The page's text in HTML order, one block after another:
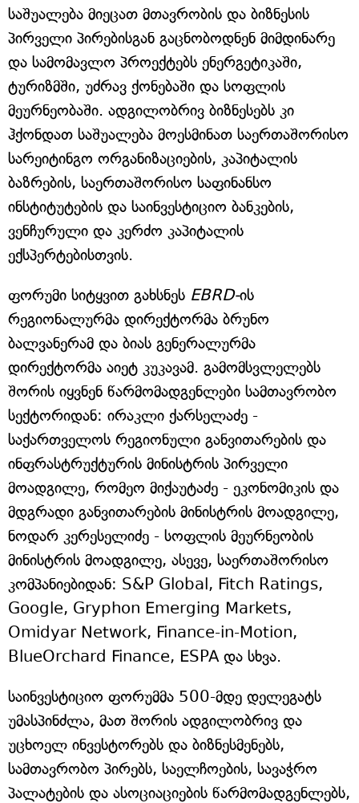
საშუალება მიეცათ მთავრობის და ბიზნესის
პირველი პირებისგან გაცნობოდნენ მიმდინარე
და სამომავლო პროექტებს ენერგეტიკაში,
ტურიზმში, უძრავ ქონებაში და სოფლის
მეურნეობაში. ადგილობრივ ბიზნესებს კი
ჰქონდათ საშუალება მოესმინათ საერთაშორისო
სარეიტინგო ორგანიზაციების, კაპიტალის
ბაზრების, საერთაშორისო საფინანსო
ინსტიტუტების და საინვესტიციო ბანკების,
ვენჩურული და კერძო კაპიტალის
ექსპერტებისთვის.
ფორუმი სიტყვით გახსნეს EBRD-ის
რეგიონალურმა დირექტორმა ბრუნო
ბალვანერამ და ბიას გენერალურმა
დირექტორმა აიეტ კუკავამ. გამომსვლელებს
შორის იყვნენ წარმომადგენლები სამთავრობო
სექტორიდან: ირაკლი ქარსელაძე -
საქართველოს რეგიონული განვითარების და
ინფრასტრუქტურის მინისტრის პირველი
მოადგილე, რომეო მიქაუტაძე - ეკონომიკის და
მდგრადი განვითარების მინისტრის მოადგილე,
ნოდარ კერესელიძე - სოფლის მეურნეობის
მინისტრის მოადგილე, ასევე, საერთაშორისო
კომპანიებიდან: S&P Global, Fitch Ratings,
Google, Gryphon Emerging Markets,
Omidyar Network, Finance-in-Motion,
BlueOrchard Finance, ESPA და სხვა.
საინვესტიციო ფორუმმა 500-მდე დელეგატს
უმასპინძლა, მათ შორის ადგილობრივ და
უცხოელ ინვესტორებს და ბიზნესმენებს,
სამთავრობო პირებს, საელჩოების, სავაჭრო
პალატების და ასოციაციების წარმომადგენლებს,